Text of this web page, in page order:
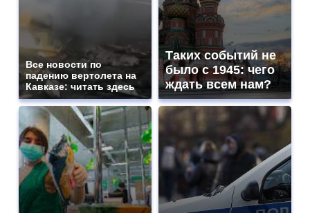
Все новости по
падению вертолета на
Кавказе: читать здесь
Таких событий не
было с 1945: чего
ждать всем нам?